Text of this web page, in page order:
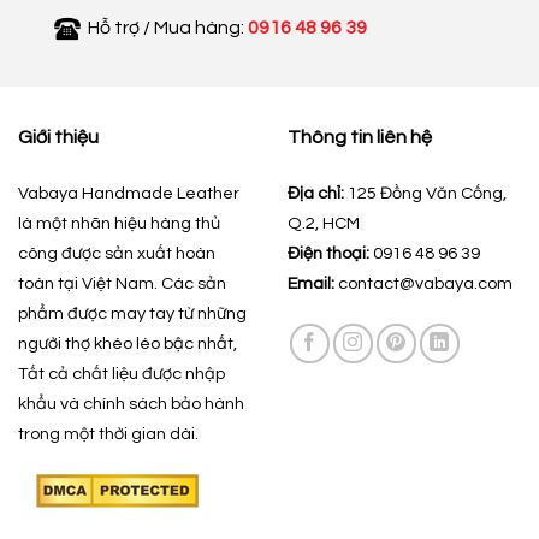
Hỗ trợ / Mua hàng: 0916 48 96 39
Giới thiệu
Vabaya Handmade Leather
là một nhãn hiệu hàng thủ
công được sản xuất hoàn
toàn tại Việt Nam. Các sản
phẩm được may tay từ những
người thợ khéo léo bậc nhất,
Tất cả chất liệu được nhập
khẩu và chính sách bảo hành
trong một thời gian dài.
Thông tin liên hệ
Địa chỉ: 125 Đồng Văn Cống,
Q.2, HCM
Điện thoại: 0916 48 96 39
Email: contact@vabaya.com